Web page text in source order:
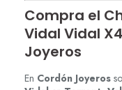
Compra el
Vidal Vidal
Joyeros
En Cordón Joyeros